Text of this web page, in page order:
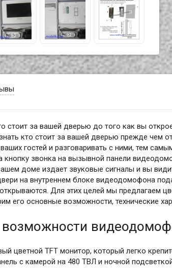
стоит за вашей дверью до того как вы
кто стоит за вашей дверью прежде чем
гостей и разговаривать с ними, тем
кнопку звонка на вызывной панели
доме издает звуковые сигналы и вы
на внутреннем блоке видеодомофона
Для этих целей мы предлагаем
его основные возможности, технические
цветной TFT монитор, который легко
с камерой на 480 ТВЛ и ночной